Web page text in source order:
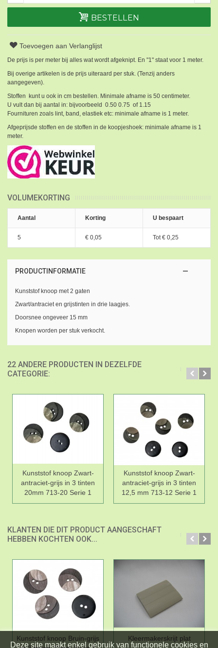
BESTELLEN
Toevoegen aan Verlanglijst
De prijs is per meter bij alles wat wordt afgeknipt. En "1" staat voor 1 meter.
Bij overige artikelen is de prijs uiteraard per stuk. (Tenzij anders
aangegeven).
Stoffen kunt u ook in cm bestellen. Minimale afname is 50 centimeter.
U vult dan bij aantal in: bijvoorbeeld 0.50 0.75 of 1.15
Fournituren zoals lint, band, elastiek etc: minimale afname is 1 meter.
Afgeprijsde stoffen en de stoffen in de koopjeshoek: minimale afname is 1
meter.
VOLUMEKORTING
Aantal Korting U bespaart
5 € 0,05 Tot€ 0,25
PRODUCTINFORMATIE
Kunststof knoop met 2 gaten
Zwart/antraciet en grijstinten in drie laagjes.
Doorsnee ongeveer 15 mm
Knopen worden per stuk verkocht.
22 ANDERE PRODUCTEN IN DEZELFDE
CATEGORIE:
Kunststof knoop Zwart-
antraciet-grijs in 3 tinten
20mm 713-20 Serie 1
Kunststof knoop Zwart-
antraciet-grijs in 3 tinten
12,5 mm 713-12 Serie 1
KLANTEN DIE DIT PRODUCT AANGESCHAFT
HEBBEN KOCHTEN OOK...
Kunststof knoop Bruin-grijs
Kleermakerskrijt plat
Deze site maakt enkel gebruik van functionele cookies en